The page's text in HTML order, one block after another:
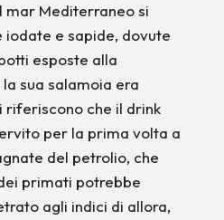
mar Mediterraneo si
e sapide, dovute
esposte alla
la sua salamoia era
che il drink
per la prima volta a
del petrolio, che
primati potrebbe
agli indici di allora,